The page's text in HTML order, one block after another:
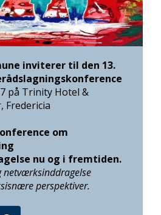
inviterer til den 13.
på Trinity Hotel &
Fredericia
om
nu og i fremtiden.
netværksinddragelse
perspektiver.